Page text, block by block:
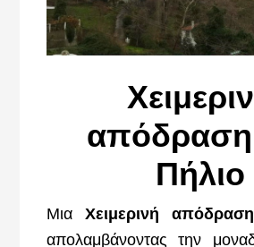
απόδραση
Πήλιο
Μια Χειμερινή
απολαμβάνοντας την